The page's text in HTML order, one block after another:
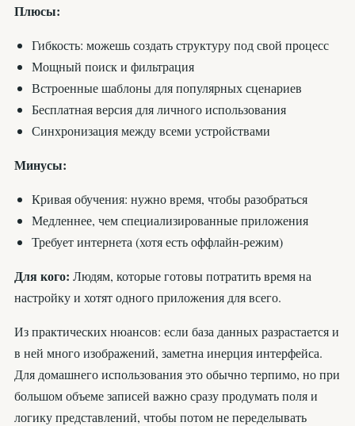
Плюсы:
Гибкость: можешь создать структуру под свой процесс
Мощный поиск и фильтрация
Встроенные шаблоны для популярных сценариев
Бесплатная версия для личного использования
Синхронизация между всеми устройствами
Минусы:
Кривая обучения: нужно время, чтобы разобраться
Медленнее, чем специализированные приложения
Требует интернета (хотя есть оффлайн-режим)
Для кого: Людям, которые готовы потратить время на
настройку и хотят одного приложения для всего.
Из практических нюансов: если база данных разрастается и
в ней много изображений, заметна инерция интерфейса.
Для домашнего использования это обычно терпимо, но при
большом объеме записей важно сразу продумать поля и
логику представлений, чтобы потом не переделывать